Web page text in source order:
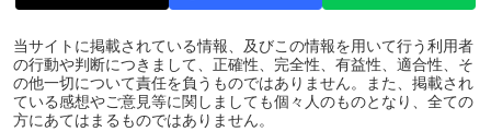
当サイトに掲載されている情報、及びこの情報を用いて行う利用者
の行動や判断につきまして、正確性、完全性、有益性、適合性、そ
の他一切について責任を負うものではありません。また、掲載され
ている感想やご意見等に関しましても個々人のものとなり、全ての
方にあてはまるものではありません。